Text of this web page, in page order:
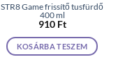
STR8 Game frissítő tusfürdő
400 ml
910 Ft
KOSÁRBA TESZEM